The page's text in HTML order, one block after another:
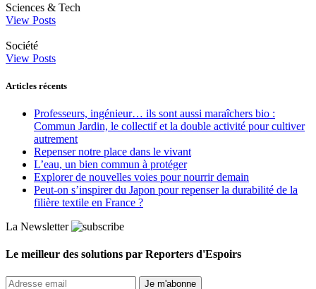
Sciences & Tech
View Posts
Société
View Posts
Articles récents
Professeurs, ingénieur… ils sont aussi maraîchers bio :
Commun Jardin, le collectif et la double activité pour cultiver
autrement
Repenser notre place dans le vivant
L’eau, un bien commun à protéger
Explorer de nouvelles voies pour nourrir demain
Peut‑on s’inspirer du Japon pour repenser la durabilité de la
filière textile en France ?
La Newsletter
Le meilleur des solutions par Reporters d'Espoirs